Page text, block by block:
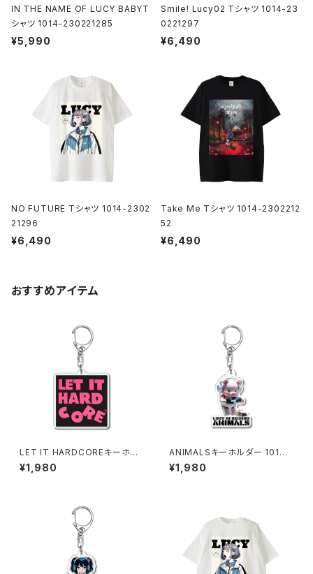
IN THE NAME OF LUCY BABYT
シャツ 1014-230221285
¥5,990
Smile! Lucy02 Tシャツ 1014-23
0221297
¥6,490
NO FUTURE Tシャツ 1014-2302
21296
¥6,490
Take Me Tシャツ 1014-2302212
52
¥6,490
おすすめアイテム
LET IT HARDCOREキーホル
ダー 1020-241126115
¥1,980
ANIMALSキーホルダー 1017-
240218059
¥1,980